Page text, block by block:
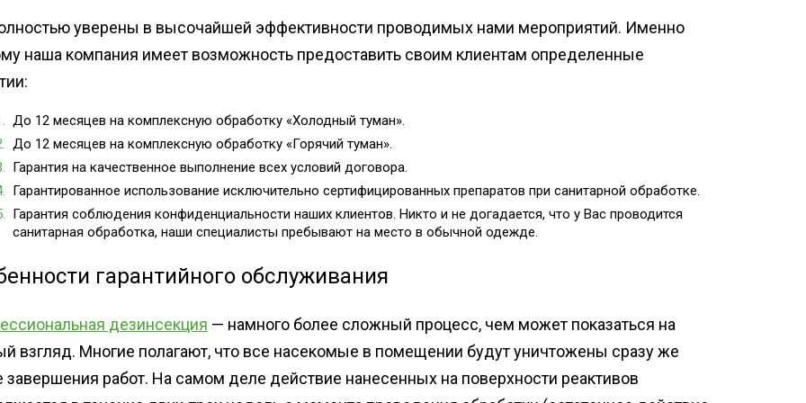
Дезинфекция пищевых
Дезинфекция продуктовых
магазинов
Дезинфекция предприятий
мясной промышленности
уверены в высочайшей эффективности проводимых нами мероприятий. Именно
наша компания имеет возможность предоставить своим клиентам определенные
До 12 месяцев на комплексную обработку «Холодный туман».
До 12 месяцев на комплексную обработку «Горячий туман».
Гарантия на качественное выполнение всех условий договора.
Гарантированное использование исключительно сертифицированных препаратов при санитарной обработке.
Гарантия соблюдения конфиденциальности наших клиентов. Никто и не догадается, что у Вас проводится
санитарная обработка, наши специалисты пребывают на место в обычной одежде.
гарантийного обслуживания
дезинсекция — намного более сложный процесс, чем может показаться на
взгляд. Многие полагают, что все насекомые в помещении будут уничтожены сразу же
завершения работ. На самом деле действие нанесенных на поверхности реактивов